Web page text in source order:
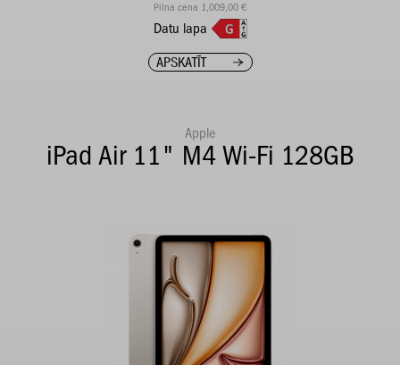
Pilna cena 1,009,00 €
Datu lapa
APSKATĪT
Apple
iPad Air 11" M4 Wi-Fi 128GB